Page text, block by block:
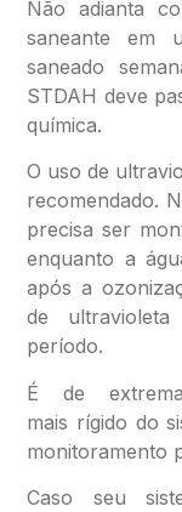
Não adianta
saneante em
saneado
STDAH deve
química.
O uso de
recomendado.
precisa ser
enquanto a
após a
de
período.
É de
mais rígido do
monitoramento
Caso seu